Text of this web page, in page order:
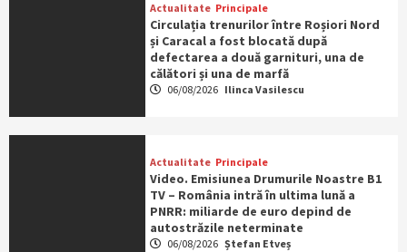
Actualitate Principale
Circulația trenurilor între Roșiori Nord
și Caracal a fost blocată după
defectarea a două garnituri, una de
călători și una de marfă
06/08/2026 Ilinca Vasilescu
Actualitate Principale
Video. Emisiunea Drumurile Noastre B1
TV – România intră în ultima lună a
PNRR: miliarde de euro depind de
autostrăzile neterminate
06/08/2026 Ștefan Etveș